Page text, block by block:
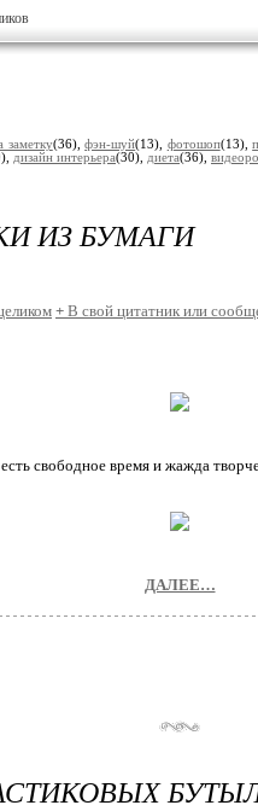
заметку(36),фэн-шуй(13), фотошоп(13),
дизайн интерьера(30), диета(36),
ИЗ БУМАГИ
+ В свой цитатник или
свободное время и жажда
ДАЛЕЕ…